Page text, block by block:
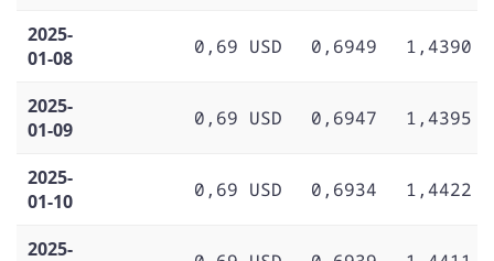
2025-
01-08
0,69 USD 0,6949 1,4390
2025-
01-09
0,69 USD 0,6947 1,4395
2025-
01-10
0,69 USD 0,6934 1,4422
2025-